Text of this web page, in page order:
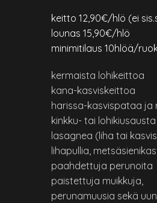
keitto 12,90€/hlö (ei
lounas 15,90€/hlö
minimitilaus 10hlöä/
kermaista lohikeittoa
kana-kasviskeittoa
harissa-kasvispataa ja
kinkku- tai lohikiusausta
lasagnea (liha tai
lihapullia,
paahdettuja perunoita
paistettuja muikkuja,
perunamuusia sekä